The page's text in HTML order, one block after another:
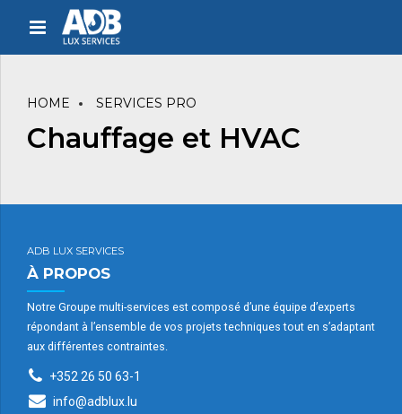
HOME SERVICES PRO
Chauffage et HVAC
ADB LUX SERVICES
À PROPOS
Notre Groupe multi-services est composé d’une équipe d’experts
répondant à l’ensemble de vos projets techniques tout en s’adaptant
aux différentes contraintes.
+352 26 50 63-1
info@adblux.lu